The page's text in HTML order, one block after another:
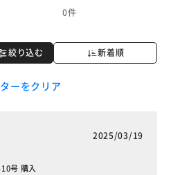
0件
絞り込む 新着順
ーをクリア
2025/03/19
号 購入